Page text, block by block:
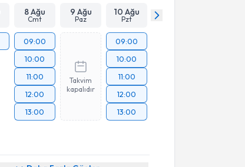
8 Ağu
Cmt
9 Ağu
Paz
10 Ağu
Pzt
09:00
10:00
11:00
12:00
13:00
Takvim
kapalıdır
09:00
10:00
11:00
12:00
13:00